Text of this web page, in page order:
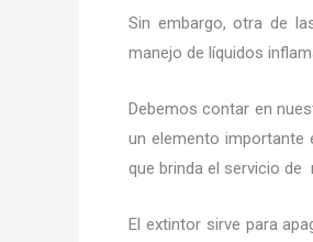
Sin embargo, otra de
manejo de líquidos
Debemos contar en
un elemento importante
que brinda el servicio de
El extintor sirve para